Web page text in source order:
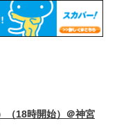
（18時開始）＠神宮